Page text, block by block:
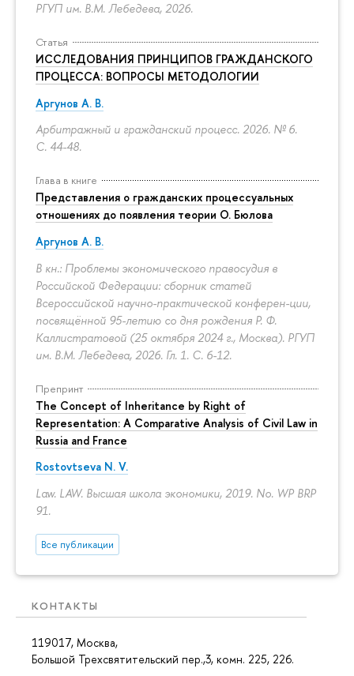
РГУП им. В.М. Лебедева, 2026.
Статья
ИССЛЕДОВАНИЯ ПРИНЦИПОВ ГРАЖДАНСКОГО
ПРОЦЕССА: ВОПРОСЫ МЕТОДОЛОГИИ
Аргунов А. В.
Арбитражный и гражданский процесс. 2026. № 6.
С. 44-48.
Глава в книге
Представления о гражданских процессуальных
отношениях до появления теории О. Бюлова
Аргунов А. В.
В кн.: Проблемы экономического правосудия в
Российской Федерации: сборник статей
Всероссийской научно-практической конферен-ции,
посвящённой 95-летию со дня рождения Р. Ф.
Каллистратовой (25 октября 2024 г., Москва). РГУП
им. В.М. Лебедева, 2026. Гл. 1. С. 6-12.
Препринт
The Concept of Inheritance by Right of
Representation: A Comparative Analysis of Civil Law in
Russia and France
Rostovtseva N. V.
Law. LAW. Высшая школа экономики, 2019. No. WP BRP
91.
Все публикации
КОНТАКТЫ
119017, Москва,
Большой Трехсвятительский пер.,3, комн. 225, 226.